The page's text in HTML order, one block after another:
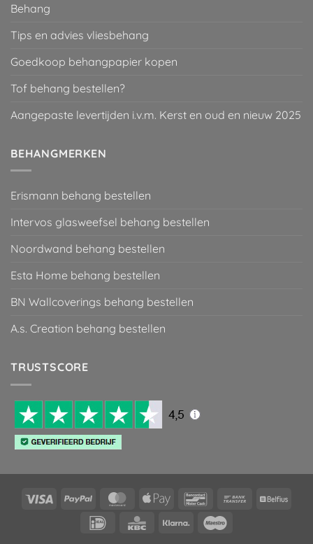
Behang
Tips en advies vliesbehang
Goedkoop behangpapier kopen
Tof behang bestellen?
Aangepaste levertijden i.v.m. Kerst en oud en nieuw 2025
BEHANGMERKEN
Erismann behang bestellen
Intervos glasweefsel behang bestellen
Noordwand behang bestellen
Esta Home behang bestellen
BN Wallcoverings behang bestellen
A.s. Creation behang bestellen
TRUSTSCORE
Visa PayPal MasterCard
Apple
BancontactBank
IDeal
KBC Klarna